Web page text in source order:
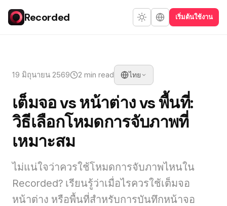
Recorded เริ่มต้นใช้งาน
19 มิถุนายน 2569 2 min read ไทย
เต็มจอ vs หน้าต่าง vs พื้นที่:
วิธีเลือกโหมดการจับภาพที่
เหมาะสม
ไม่แน่ใจว่าควรใช้โหมดการจับภาพไหนใน
Recorded? เรียนรู้ว่าเมื่อไรควรใช้เต็มจอ
หน้าต่าง หรือพื้นที่สำหรับการบันทึกหน้าจอ